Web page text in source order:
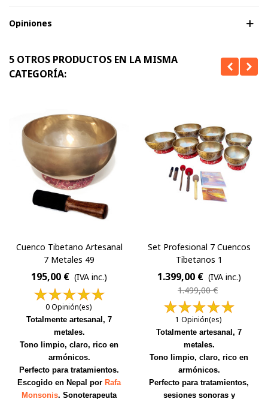
Opiniones
5 OTROS PRODUCTOS EN LA MISMA
CATEGORÍA:
Cuenco Tibetano Artesanal
7 Metales 49
195,00 € (IVA inc.)
0 Opinión(es)
Totalmente artesanal, 7
metales.
Tono limpio, claro, rico en
armónicos.
Perfecto para tratamientos.
Escogido en Nepal por Rafa
Monsonis. Sonoterapeuta
Set Profesional 7 Cuencos
Tibetanos 1
1.399,00 € (IVA inc.)
1.499,00 €
1 Opinión(es)
Totalmente artesanal, 7
metales.
Tono limpio, claro, rico en
armónicos.
Perfecto para tratamientos,
sesiones sonoras y